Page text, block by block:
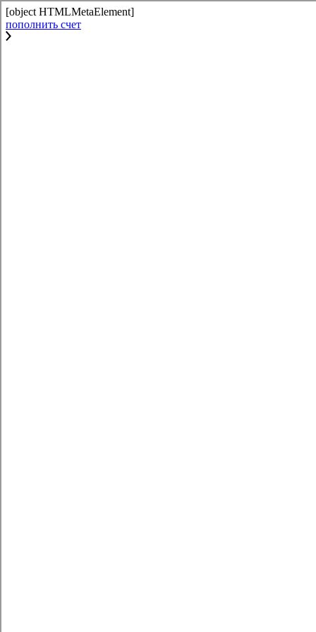
[object HTMLMetaElement]
пополнить счет